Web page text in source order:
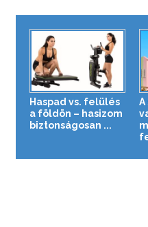
Haspad vs. felülés
a földön – hasizom
biztonságosan ...
A